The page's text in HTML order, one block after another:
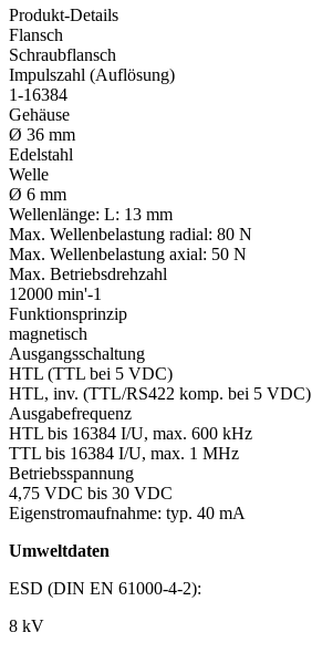
Produkt-Details
Flansch
Schraubflansch
Impulszahl (Auflösung)
1-16384
Gehäuse
Ø 36 mm
Edelstahl
Welle
Ø 6 mm
Wellenlänge: L: 13 mm
Max. Wellenbelastung radial: 80 N
Max. Wellenbelastung axial: 50 N
Max. Betriebsdrehzahl
12000 min'-1
Funktionsprinzip
magnetisch
Ausgangsschaltung
HTL (TTL bei 5 VDC)
HTL, inv. (TTL/RS422 komp. bei 5 VDC)
Ausgabefrequenz
HTL bis 16384 I/U, max. 600 kHz
TTL bis 16384 I/U, max. 1 MHz
Betriebsspannung
4,75 VDC bis 30 VDC
Eigenstromaufnahme: typ. 40 mA
Umweltdaten
ESD (DIN EN 61000-4-2):
8 kV